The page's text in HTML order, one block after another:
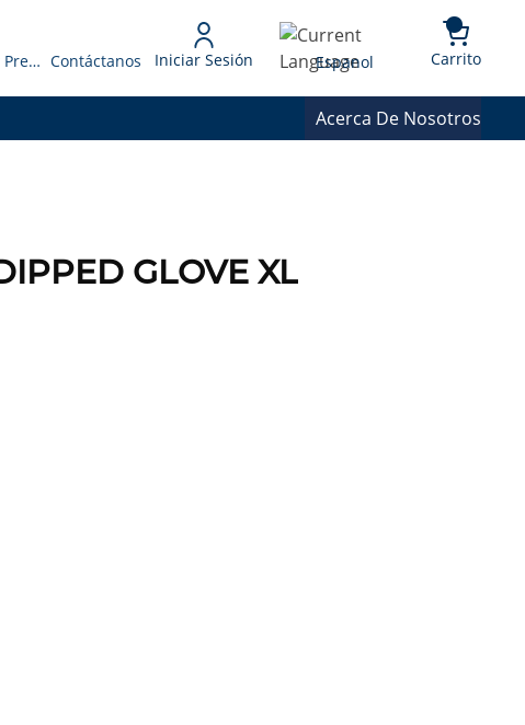
Solicitar Presupuesto Contáctanos Iniciar Sesión Language
Espanol Carrito{0}
Acerca De Nosotros
GLOVE XL